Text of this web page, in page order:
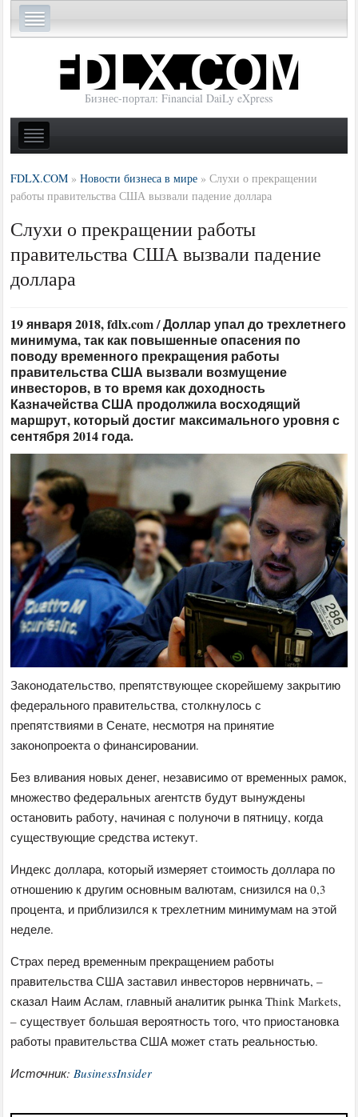
Бизнес-портал: Financial DaiLy eXpress
FDLX.COM »Новости бизнеса в мире »Слухи о прекращении
работы правительства США вызвали падение доллара
Слухи о прекращении работы
правительства США вызвали падение
доллара
19 января 2018, fdlx.com / Доллар упал до трехлетнего
минимума, так как повышенные опасения по
поводу временного прекращения работы
правительства США вызвали возмущение
инвесторов, в то время как доходность
Казначейства США продолжила восходящий
маршрут, который достиг максимального уровня с
сентября 2014 года.
Законодательство, препятствующее скорейшему закрытию
федерального правительства, столкнулось с
препятствиями в Сенате, несмотря на принятие
законопроекта о финансировании.
Без вливания новых денег, независимо от временных рамок,
множество федеральных агентств будут вынуждены
остановить работу, начиная с полуночи в пятницу, когда
существующие средства истекут.
Индекс доллара, который измеряет стоимость доллара по
отношению к другим основным валютам, снизился на 0,3
процента, и приблизился к трехлетним минимумам на этой
неделе.
Страх перед временным прекращением работы
правительства США заставил инвесторов нервничать, –
сказал Наим Аслам, главный аналитик рынка Think Markets,
– существует большая вероятность того, что приостановка
работы правительства США может стать реальностью.
Источник:BusinessInsider